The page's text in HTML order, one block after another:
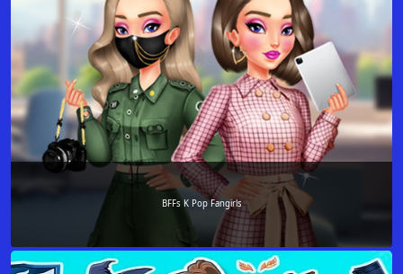
BFFs K Pop Fangirls